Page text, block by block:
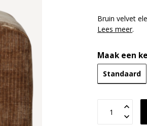
Bruin velvet
Lees meer.
Maak een
Standaard